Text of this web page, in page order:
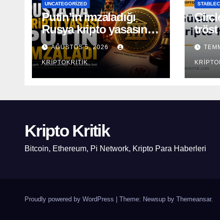
UNCATEGORIZED
Putin’in imzaladığı
Rusya kripto yasasının
kapsamı açıklandı
AĞUSTOS 5, 2026
KRIPTOKRITIK
tröst
Kripto Kritik
Bitcoin, Ethereum, Pi Network, Kripto Para Haberleri
Proudly powered by WordPress Theme: Newsup by Themeansar.